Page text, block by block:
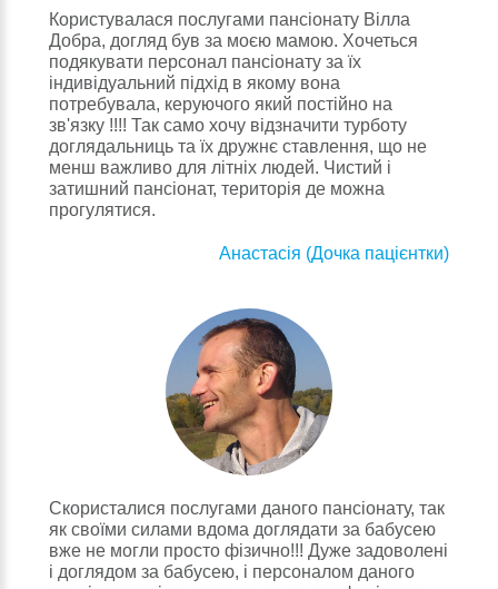
Користувалася послугами пансіонату Вілла
Добра, догляд був за моєю мамою. Хочеться
подякувати персонал пансіонату за їх
індивідуальний підхід в якому вона
потребувала, керуючого який постійно на
зв'язку !!!! Так само хочу відзначити турботу
доглядальниць та їх дружнє ставлення, що не
менш важливо для літніх людей. Чистий і
затишний пансіонат, територія де можна
прогулятися.
Анастасія (Дочка пацієнтки)
Скористалися послугами даного пансіонату, так
як своїми силами вдома доглядати за бабусею
вже не могли просто фізично!!! Дуже задоволені
і доглядом за бабусею, і персоналом даного